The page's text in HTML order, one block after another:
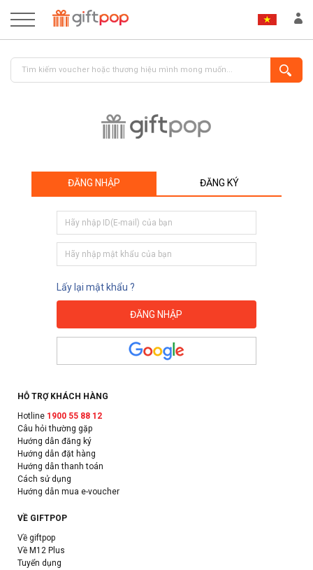
ĐĂNG NHẬP ĐĂNG KÝ
Lấy lại mật khẩu ?
HỖ TRỢ KHÁCH HÀNG
Hotline 1900 55 88 12
Câu hỏi thường gặp
Hướng dẫn đăng ký
Hướng dẫn đặt hàng
Hướng dẫn thanh toán
Cách sử dụng
Hướng dẫn mua e-voucher
VỀ GIFTPOP
Về giftpop
Về M12 Plus
Tuyển dụng